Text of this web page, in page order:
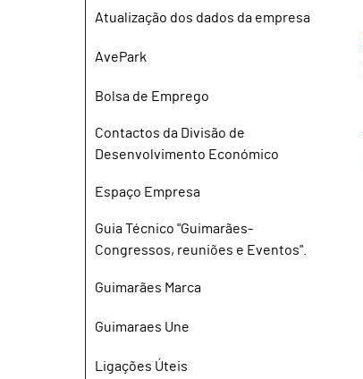
Atualização dos dados da empresa
AvePark
Bolsa de Emprego
Contactos da Divisão de
Desenvolvimento Económico
Espaço Empresa
Guia Técnico "Guimarães-
Congressos, reuniões e Eventos".
Guimarães Marca
Guimaraes Une
Ligações Úteis